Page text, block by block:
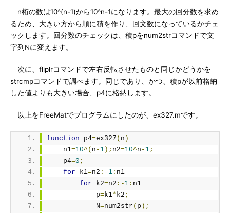
n桁の数は10^(n-1)から10^n-1になります。最大の回分数を求め
るため、大きい方から順に積を作り、回文数になっているかチェ
ックします。回分数のチェックは、積pをnum2strコマンドで文
字列Nに変えます。
次に、fliplrコマンドで左右反転させたものと同じかどうかを
strcmpコマンドで調べます。同じであり、かつ、積pが以前格納
した値よりも大きい場合、p4に格納します。
以上をFreeMatでプログラムにしたのが、ex327.mです。
function p4=ex327 ( n )
    n1
=10^( n - 1); n2=10^n - 1;
    p4
=0 ;
for k1=n2 :- 1: n1
for k2=n2 :- 1: n1
            p
=k1* k2 ;
            N
=num2str ( p );